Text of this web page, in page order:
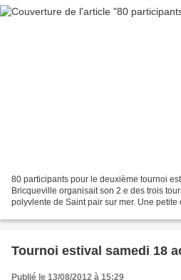
80 participants pour le deuxième tournoi
Bricqueville organisait son 2 e des trois
polyvlente de Saint pair sur mer. Une petite
Tournoi estival samedi 18
Publié le 13/08/2012 à 15:29